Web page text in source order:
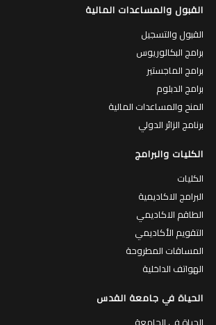
القبول والمساعدات المالية
القبول والتسجيل
برامج البكالوريوس
برامج الماجستير
برامج الدبلوم
المنح والمساعدات المالية
برنامج الزائر الدولي
الكليات والبرامج
الكليات
البرامج الاكاديمية
الطاقم الاكاديمي
التقويم الأكاديمي
المساقات المطروحة
الهواتف الداخلية
الحياة في جامعة القدس